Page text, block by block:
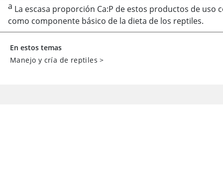
a La escasa proporción Ca:P de estos productos de uso
como componente básico de la dieta de los reptiles.
En estos temas
Manejo y cría de reptiles >